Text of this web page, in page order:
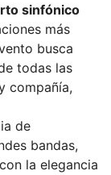
sinfónico
más
busca
todas las
compañía,
de
bandas,
la elegancia